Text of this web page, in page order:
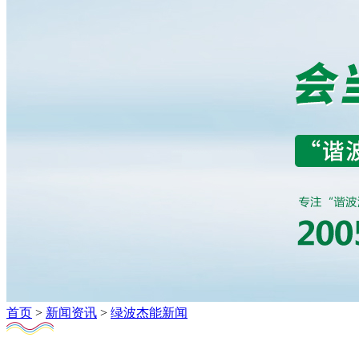
首页 > 新闻资讯 > 绿波杰能新闻